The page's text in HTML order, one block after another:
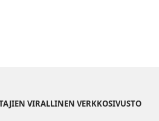
VIRALLINEN VERKKOSIVUSTO